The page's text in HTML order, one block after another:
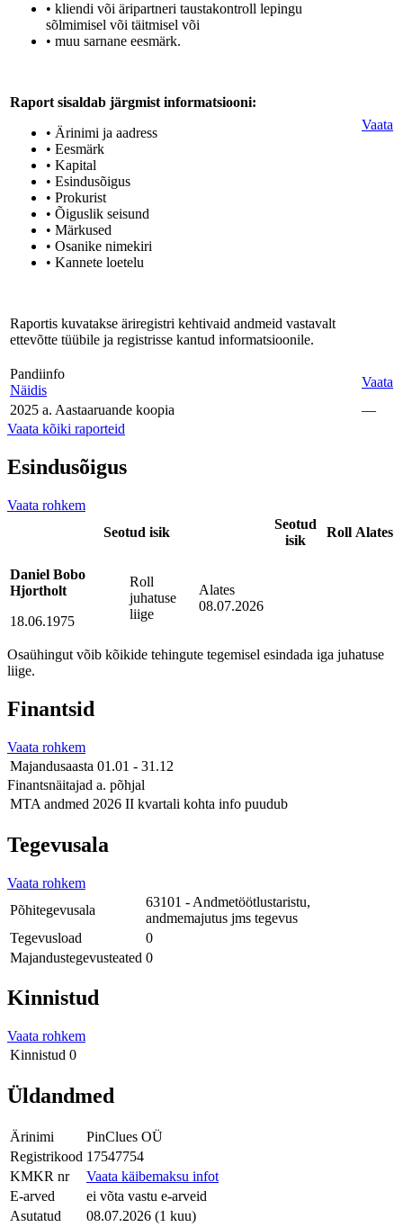
• kliendi või äripartneri taustakontroll lepingu
sõlmimisel või täitmisel või
• muu sarnane eesmärk.
Raport sisaldab järgmist informatsiooni:
• Ärinimi ja aadress
• Eesmärk
• Kapital
• Esindusõigus
• Prokurist
• Õiguslik seisund
• Märkused
• Osanike nimekiri
• Kannete loetelu
Raportis kuvatakse äriregistri kehtivaid andmeid vastavalt
ettevõtte tüübile ja registrisse kantud informatsioonile.
Vaata
Pandiinfo
Näidis
Vaata
2025 a. Aastaaruande koopia
—
Vaata kõiki raporteid
Esindusõigus
Vaata rohkem
Seotud isik
Seotud
isik
Roll Alates
Daniel Bobo
Hjortholt
18.06.1975
Roll
juhatuse
liige
Alates
08.07.2026
Osaühingut võib kõikide tehingute tegemisel esindada iga juhatuse
liige.
Finantsid
Vaata rohkem
Majandusaasta 01.01 - 31.12
Finantsnäitajad a. põhjal
MTA andmed 2026 II kvartali kohta info puudub
Tegevusala
Vaata rohkem
Põhitegevusala
63101 - Andmetöötlustaristu,
andmemajutus jms tegevus
Tegevusload
0
Majandustegevusteated 0
Kinnistud
Vaata rohkem
Kinnistud 0
Üldandmed
Ärinimi
PinClues OÜ
Registrikood 17547754
KMKR nr
Vaata käibemaksu infot
E-arved
ei võta vastu e-arveid
Asutatud
08.07.2026 (1 kuu)